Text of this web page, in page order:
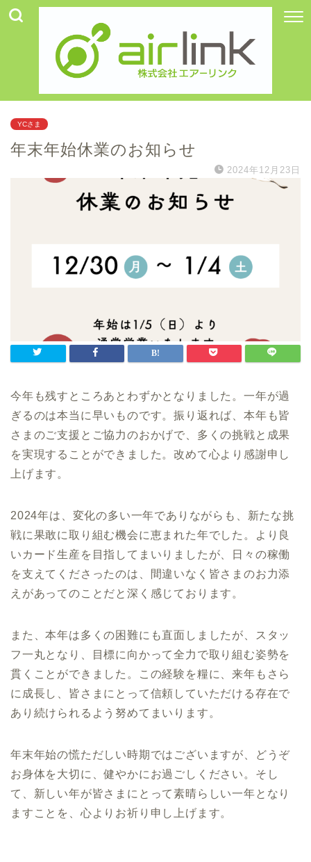
YCさま
年末年始休業のお知らせ
2024年12月23日
今年も残すところあとわずかとなりました。一年が過
ぎるのは本当に早いものです。振り返れば、本年も皆
さまのご支援とご協力のおかげで、多くの挑戦と成果
を実現することができました。改めて心より感謝申し
上げます。
2024年は、変化の多い一年でありながらも、新たな挑
戦に果敢に取り組む機会に恵まれた年でした。より良
いカード生産を目指してまいりましたが、日々の稼働
を支えてくださったのは、間違いなく皆さまのお力添
えがあってのことだと深く感じております。
また、本年は多くの困難にも直面しましたが、スタッ
フ一丸となり、目標に向かって全力で取り組む姿勢を
貫くことができました。この経験を糧に、来年もさら
に成長し、皆さまにとって信頼していただける存在で
あり続けられるよう努めてまいります。
年末年始の慌ただしい時期ではございますが、どうぞ
お身体を大切に、健やかにお過ごしください。そし
て、新しい年が皆さまにとって素晴らしい一年となり
ますことを、心よりお祈り申し上げます。